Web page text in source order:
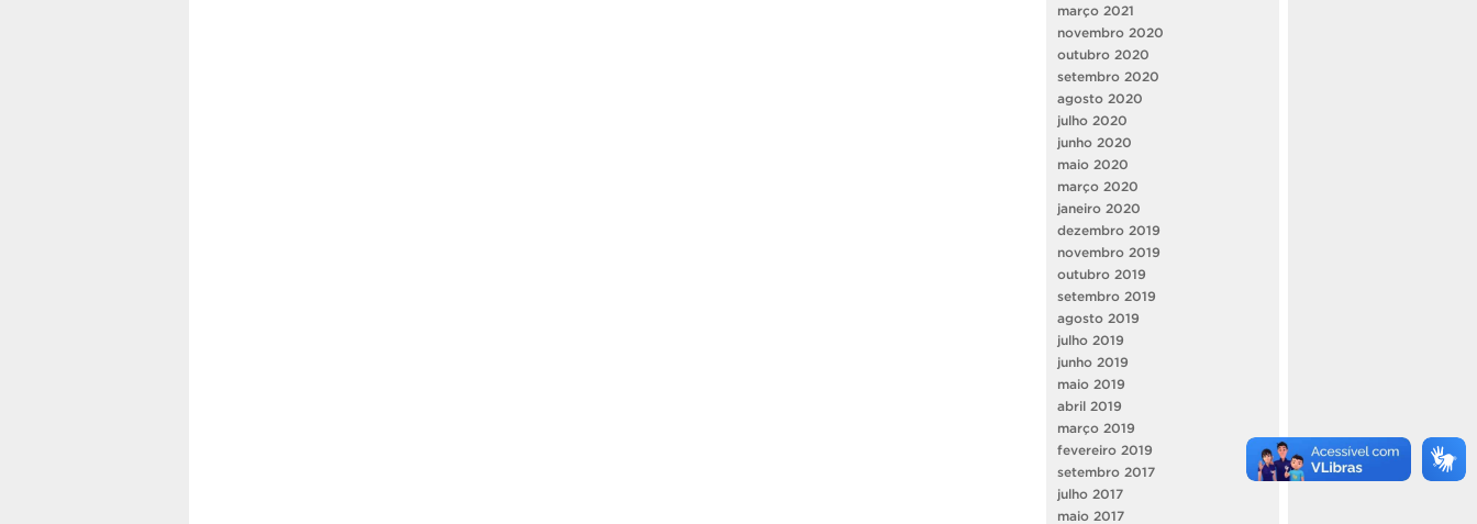
março 2021
novembro 2020
outubro 2020
setembro 2020
agosto 2020
julho 2020
junho 2020
maio 2020
março 2020
janeiro 2020
dezembro 2019
novembro 2019
outubro 2019
setembro 2019
agosto 2019
julho 2019
junho 2019
maio 2019
abril 2019
março 2019
fevereiro 2019
setembro 2017
julho 2017
maio 2017